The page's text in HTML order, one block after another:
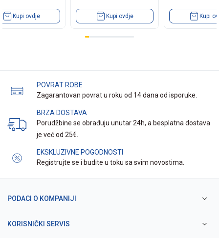
Kupi ovdje Kupi ovdje Kupi
POVRAT ROBE
Zagarantovan povrat u roku od 14 dana od isporuke.
BRZA DOSTAVA
Porudžbine se obrađuju unutar 24h, a besplatna dostava
je već od 25€.
EKSKLUZIVNE POGODNOSTI
Registrujte se i budite u toku sa svim novostima.
PODACI O KOMPANIJI
KORISNIČKI SERVIS